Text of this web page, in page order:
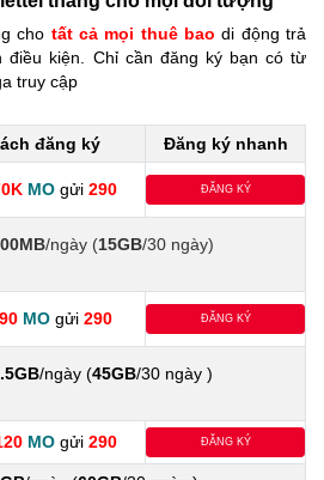
cho tất cả mọi thuê bao di động trả
điều kiện. Chỉ cần đăng ký bạn có từ
truy cập
đăng ký Đăng ký nhanh
MO gửi 290 ĐĂNG KÝ
/ngày (15GB/30 ngày)
MOgửi 290 ĐĂNG KÝ
/ngày (45GB/30 ngày )
MOgửi 290 ĐĂNG KÝ